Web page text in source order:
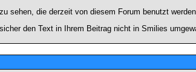
sehen, die derzeit von diesem Forum benutzt
den Text in Ihrem Beitrag nicht in Smilies